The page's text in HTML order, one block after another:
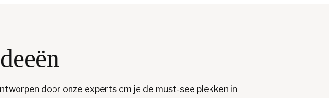
door onze experts om je de must-see plekken in